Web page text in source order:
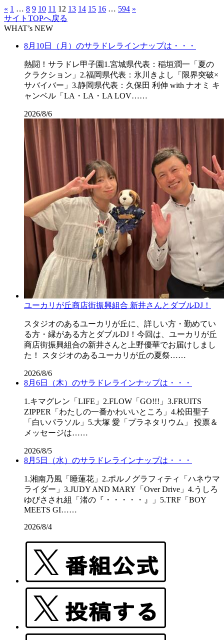
« 1 … 8 9 10 11 12 13 14 15 16 … 594 »
サイトTOPへ戻る
WHAT’s NEW
8月10日（月）のサラドレラインナップは・・・
熱闘！サラドレ甲子園1.宮城県代表：稲垣潤一「夏の
クラクション」2.福岡県代表：氷川きよし「限界突破×
サバイバー」3.静岡県代表：久保田 利伸 with ナオミ キ
ャンベル「LA・LA・LA LOV……
2026/8/6
ユーカリが丘商店街振興組合 新井さんとダブルDJ！
スタジオのあるユーカリが丘に、詳しい方・勤めてい
る方・縁がある方とダブルDJ！今回は、ユーカリが丘
商店街振興組合の新井さんと上野優華でお届けしまし
た！ スタジオのあるユーカリが丘の夏祭……
2026/8/6
8月6日（木）のサラドレラインナップは・・・
1.キマグレン「LIFE」2.FLOW「GO!!!」3.FRUITS
ZIPPER「わたしの一番かわいいところ」4.松田聖子
「白いパラソル」5.大塚 愛「プラネタリウム」 投票＆
メッセージは……
2026/8/5
8月5日（水）のサラドレラインナップは・・・
1.湘南乃風「睡蓮花」2.ポルノグラフィティ「ハネウマ
ライダー」3.JUDY AND MARY「Over Drive」4.うしろ
ゆびさされ組「渚の『・・・・・』」5.TRF「BOY
MEETS GI……
2026/8/4